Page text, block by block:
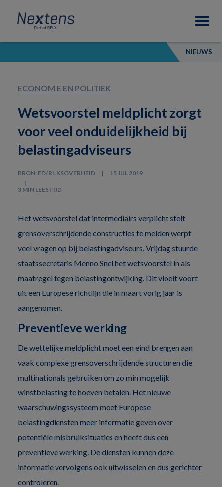
primary
navigation
content
footer
Nextens
Fiscaal
partner
van
NIEUWS
ECONOMIE EN POLITIEK
Wetsvoorstel meldplicht zorgt
voor veel onduidelijkheid bij
belastingadviseurs
BRON: FD/RIJKSOVERHEID 15 JUL 2019
3 MIN LEESTIJD
Het wetsvoorstel dat intermediairs verplicht stelt
grensoverschrijdende constructies te melden werpt
veel vragen op bij belastingadviseurs. Vrijdag stuurde
staatssecretaris Menno Snel het wetsvoorstel in als
maatregel tegen belastingontwijking. Dit vloeit voort
uit een Europese richtlijn die in maart vorig jaar is
aangenomen.
Preventieve werking
De wettelijke meldplicht moet een eind brengen aan
vaak complexe grensoverschrijdende structuren die
multinationals gebruiken om zo min mogelijk
winstbelasting te hoeven betalen. Het nieuwe
waarschuwingssysteem moet Europese
belastingdiensten meer informatie geven over
potentiële misbruiksituaties en heeft dus een
preventieve werking. De diensten kunnen deze
informatie vervolgens ook uitwisselen en dus gerichter
controleren.